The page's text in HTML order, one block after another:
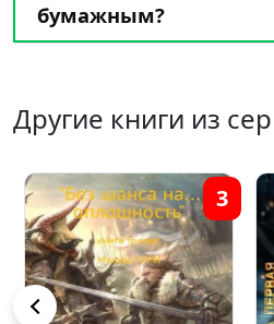
бумажным?
Другие книги из
3